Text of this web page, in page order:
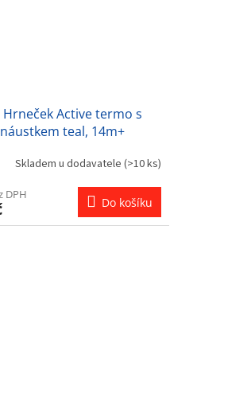
Hrneček Active termo s
teal, 14m+
Skladem u dodavatele (>10 ks)
DPH
Do košíku